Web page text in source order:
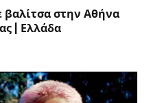
στην Αθήνα
| Ελλάδα